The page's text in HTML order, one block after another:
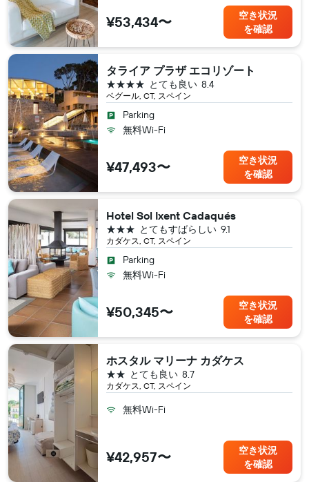
¥53,434〜
空き状況
を確認
タライア プラザ エコリゾート
ベグール, CT, スペイン
8.4
とても良い
4つ星
Parking
無料Wi-Fi
¥47,493〜
空き状況
を確認
Hotel Sol Ixent Cadaqués
カダケス, CT, スペイン
9.1
とてもすばらしい
3つ星
Parking
無料Wi-Fi
¥50,345〜
空き状況
を確認
ホスタル マリーナ カダケス
カダケス, CT, スペイン
8.7
とても良い
2つ星
無料Wi-Fi
¥42,957〜
空き状況
を確認